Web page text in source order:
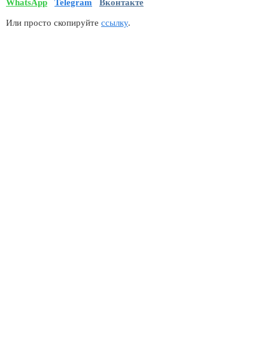
WhatsApp Telegram Вконтакте
Или просто скопируйте ссылку.